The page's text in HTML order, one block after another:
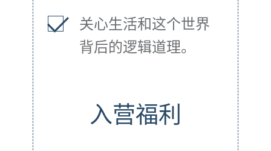
关心生活和这个世界
背后的逻辑道理。
入营福利